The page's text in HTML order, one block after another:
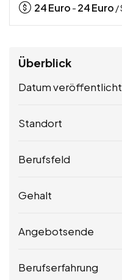
24Euro - 24Euro /
Überblick
Datum veröffentlicht
Standort
Berufsfeld
Gehalt
Angebotsende
Berufserfahrung